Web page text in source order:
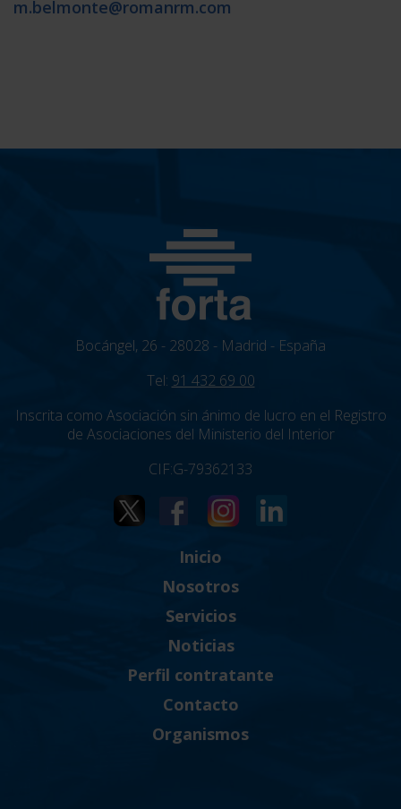
m.belmonte@romanrm.com
Bocángel, 26 - 28028 - Madrid - España
Tel: 91 432 69 00
Inscrita como Asociación sin ánimo de lucro en el Registro
de Asociaciones del Ministerio del Interior
CIF:G-79362133
Inicio
Nosotros
Servicios
Noticias
Perfil contratante
Contacto
Organismos